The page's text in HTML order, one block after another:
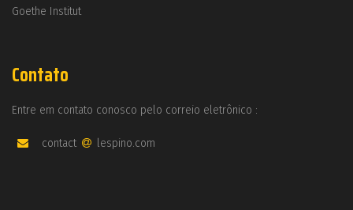
Goethe Institut
Contato
Entre em contato conosco pelo correio eletrônico :
contact lespino.com